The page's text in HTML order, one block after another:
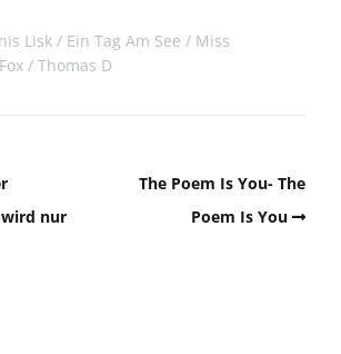
Lisk Ein Tag Am See
Miss
Thomas D
wird nur
The Poem Is You- The
Poem Is You